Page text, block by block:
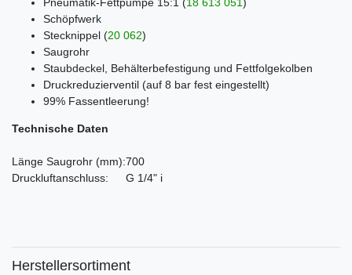
Pneumatik-Fettpumpe 15:1 (18 613 051)
Schöpfwerk
Stecknippel (20 062)
Saugrohr
Staubdeckel, Behälterbefestigung und Fettfolgekolben
Druckreduzierventil (auf 8 bar fest eingestellt)
99% Fassentleerung!
Technische Daten
Länge Saugrohr (mm):700
Druckluftanschluss:
G 1/4" i
Herstellersortiment